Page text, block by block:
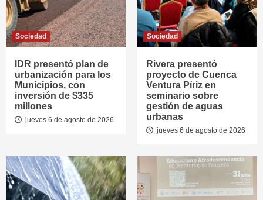
Sociedad
IDR presentó plan de
urbanización para los
Municipios, con
inversión de $335
millones
jueves 6 de agosto de 2026
Sociedad
Rivera presentó
proyecto de Cuenca
Ventura Píriz en
seminario sobre
gestión de aguas
urbanas
jueves 6 de agosto de 2026